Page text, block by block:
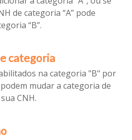
de categoria “A” pode
“B”.
categoria
na categoria "B" por
mudar a categoria de
CNH.